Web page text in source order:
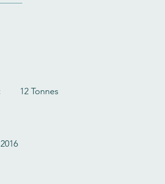
Masse à vide:      	6,2 Tonnes  			Maximale: 	12 Tonnes
Mise en service:  1993  					Retrait:  	2016